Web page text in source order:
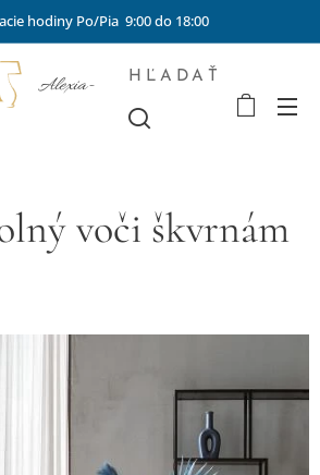
hodiny Po/Pia 9:00 do 18:00
Alexia-
HĽADAŤ
voči škvrnám